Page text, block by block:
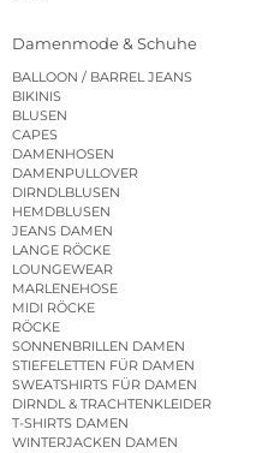
Damenmode & Schuhe
BALLOON / BARREL JEANS
BIKINIS
BLUSEN
CAPES
DAMENHOSEN
DAMENPULLOVER
DIRNDLBLUSEN
HEMDBLUSEN
JEANS DAMEN
LANGE RÖCKE
LOUNGEWEAR
MARLENEHOSE
MIDI RÖCKE
RÖCKE
SONNENBRILLEN DAMEN
STIEFELETTEN FÜR DAMEN
SWEATSHIRTS FÜR DAMEN
DIRNDL & TRACHTENKLEIDER
T-SHIRTS DAMEN
WINTERJACKEN DAMEN